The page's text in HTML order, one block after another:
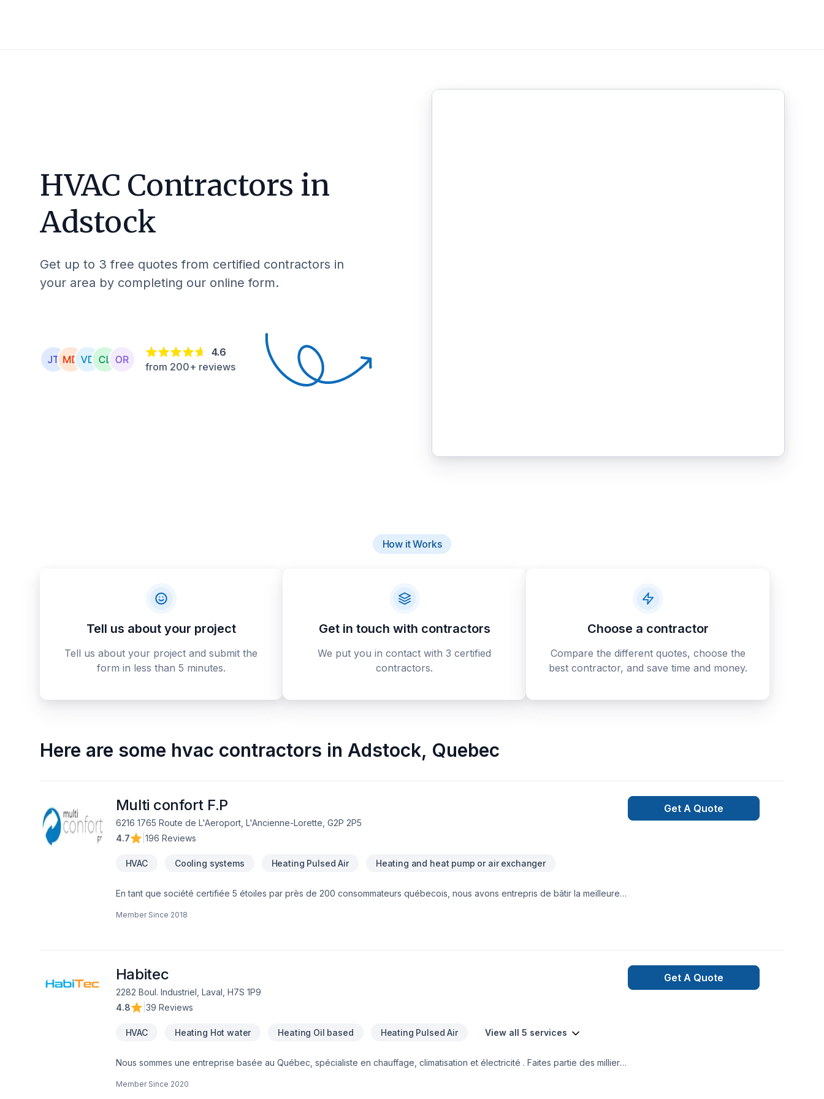
HVAC Contractors in
Adstock
Get up to 3 free quotes from certified contractors in
your area by completing our online form.
4.6
from 200+ reviews
How it Works
Tell us about your project
Tell us about your project and submit the
form in less than 5 minutes.
Get in touch with contractors
We put you in contact with 3 certified
contractors.
Choose a contractor
Compare the different quotes, choose the
best contractor, and save time and money.
Here are some hvac contractors in Adstock, Quebec
Multi confort F.P
6216 1765 Route de L'Aeroport, L'Ancienne-Lorette, G2P 2P5
4.7
196 Reviews
HVAC Cooling systems Heating Pulsed Air Heating and heat pump or air exchanger
En tant que société certifiée 5 étoiles par près de 200 consommateurs québecois, nous avons entrepris de bâtir la meilleure
Member Since 2018
Get A Quote
Habitec
2282 Boul. Industriel, Laval, H7S 1P9
4.8
39 Reviews
HVAC Heating Hot water Heating Oil based Heating Pulsed Air View all 5 services
Nous sommes une entreprise basée au Québec, spécialiste en chauffage, climatisation et électricité . Faites partie des milliers
Member Since 2020
Get A Quote